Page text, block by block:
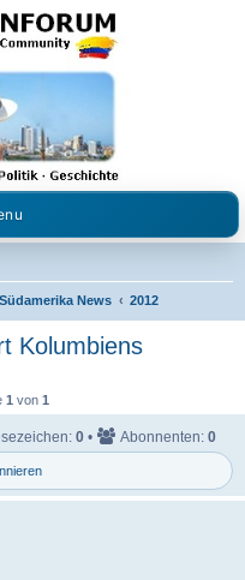
Visum in Kolumbien und Venezuela.
Südamerika News 2012
Kolumbiens
1 von 1
0 • Abonnenten: 0